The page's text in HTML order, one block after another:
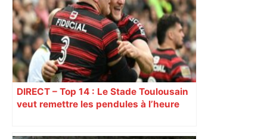
DIRECT – Top 14 : Le Stade Toulousain
veut remettre les pendules à l’heure